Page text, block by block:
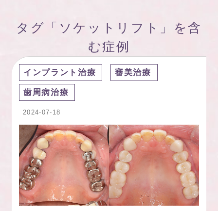
タグ「ソケットリフト」を含
む症例
インプラント治療 審美治療
歯周病治療
2024-07-18